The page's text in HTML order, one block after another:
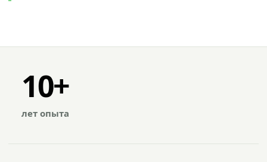
10+
лет опыта